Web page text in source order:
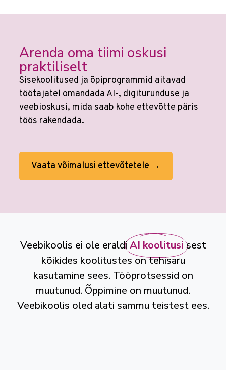
Arenda oma tiimi oskusi
praktiliselt
Sisekoolitused ja õpiprogrammid aitavad
töötajatel omandada AI-, digiturunduse ja
veebioskusi, mida saab kohe ettevõtte päris
töös rakendada.
Vaata võimalusi ettevõtetele →
Veebikoolis ei ole eraldiAI koolitusi sest
kõikides koolitustes on tehisaru
kasutamine sees. Tööprotsessid on
muutunud. Õppimine on muutunud.
Veebikoolis oled alati sammu teistest ees.